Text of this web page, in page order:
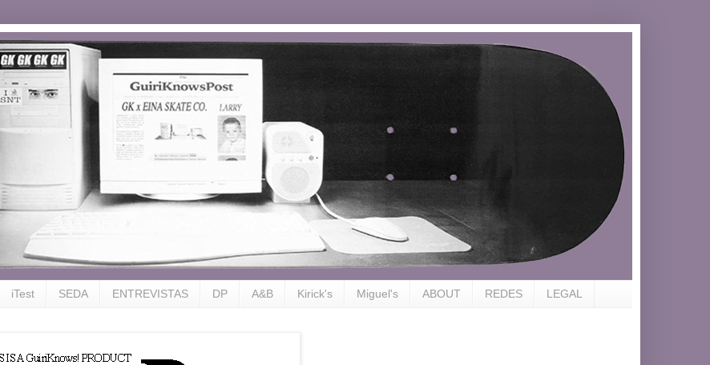
iTest SEDA ENTREVISTAS DP A&B Kirick's Miguel's ABOUT REDES LEGAL